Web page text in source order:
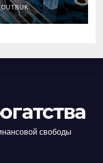
свободы